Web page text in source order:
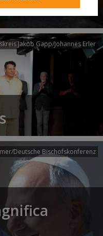
Jakob Gapp/Johannes Erler
Deutsche Bischofskonferenz